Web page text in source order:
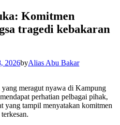
Komitmen
tragedi kebakaran
2026byAlias Abu Bakar
yang meragut nyawa di Kampung
perhatian pelbagai pihak,
yang tampil menyatakan komitmen